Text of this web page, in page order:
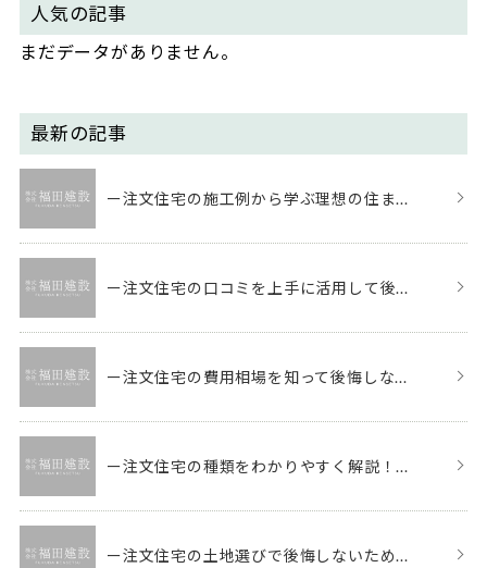
人気の記事
まだデータがありません。
最新の記事
ー注文住宅の施工例から学ぶ理想の住ま...
ー注文住宅の口コミを上手に活用して後...
ー注文住宅の費用相場を知って後悔しな...
ー注文住宅の種類をわかりやすく解説！...
ー注文住宅の土地選びで後悔しないため...